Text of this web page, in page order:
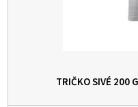
TRIČKO SIVÉ 200